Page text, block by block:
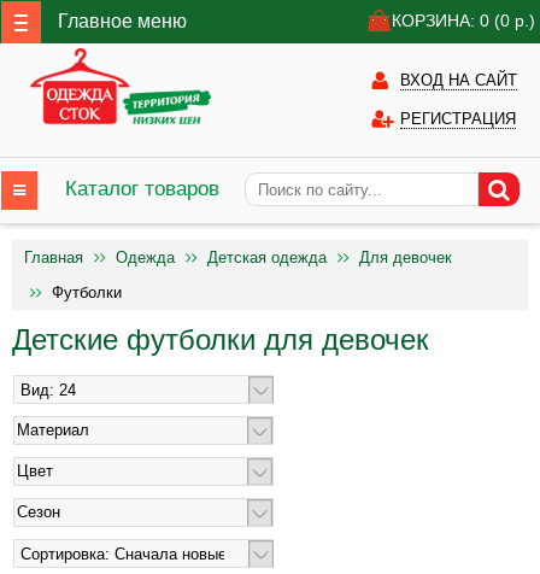
Главное меню КОРЗИНА: 0 (0 р.)
ВХОД НА САЙТ
РЕГИСТРАЦИЯ
Каталог товаров
Главная Одежда Детская одежда
Для девочек
Футболки
Детские футболки для девочек
Материал
Цвет
Сезон